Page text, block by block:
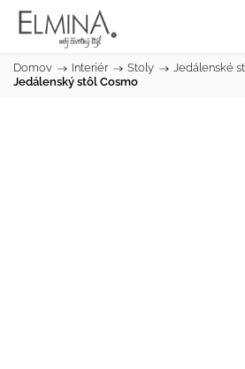
Domov / Interiér / Stoly / Jedálenské
Jedálenský stôl Cosmo